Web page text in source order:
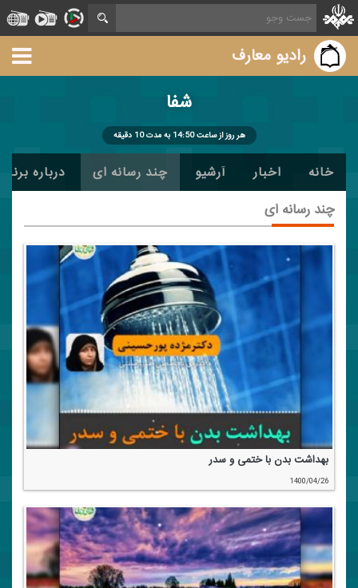
رادیو معارف
شفا
هر روز از ساعت 14:50 به مدت 10 دقیقه
خانه اخبار آرشیو چند رسانه ای درباره
چند رسانه ای
بهداشت بدن با ختمی و سدر
1400/04/26